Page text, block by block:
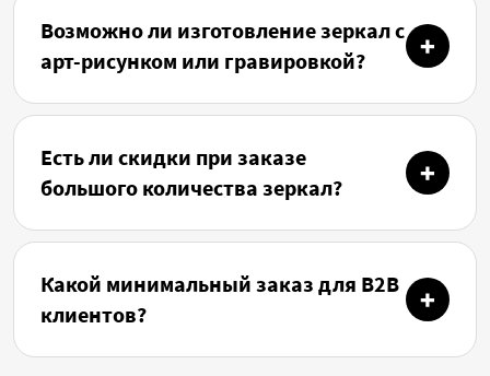
Возможно ли изготовление зеркал с
арт-рисунком или гравировкой?
Есть ли скидки при заказе
большого количества зеркал?
Какой минимальный заказ для B2B
клиентов?